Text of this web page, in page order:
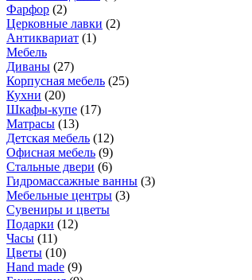
Фарфор (2)
Церковные лавки (2)
Антиквариат (1)
Мебель
Диваны (27)
Корпусная мебель (25)
Кухни (20)
Шкафы-купе (17)
Матрасы (13)
Детская мебель (12)
Офисная мебель (9)
Стальные двери (6)
Гидромассажные ванны (3)
Мебельные центры (3)
Сувениры и цветы
Подарки (12)
Часы (11)
Цветы (10)
Hand made (9)